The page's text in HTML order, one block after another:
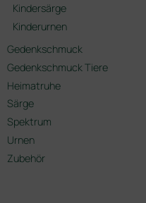
Kindersärge
Kinderurnen
Gedenkschmuck
Gedenkschmuck Tiere
Heimatruhe
Särge
Spektrum
Urnen
Zubehör